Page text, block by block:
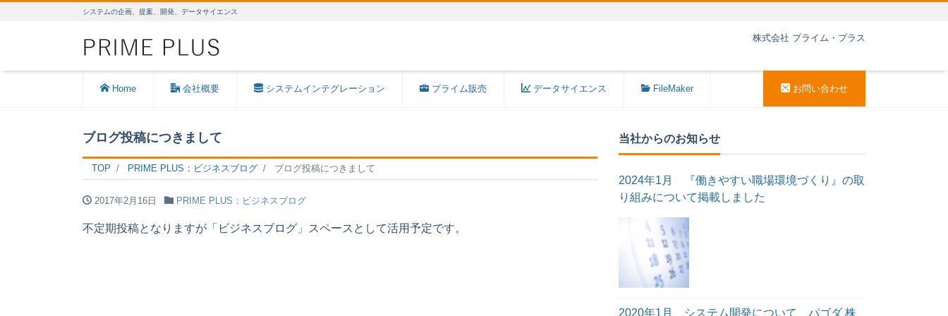
システムの企画、提案、開発、データサイエンス
株式会社 プライム・プラス
Home 会社概要 システムインテグレーション プライム販売 データサイエンス FileMaker お問い合わせ
ブログ投稿につきまして
TOP PRIME PLUS：ビジネスブログ ブログ投稿につきまして
2017年2月16日 PRIME PLUS：ビジネスブログ
不定期投稿となりますが「ビジネスブログ」スペースとして活用予定です。
当社からのお知らせ
2024年1月 『働きやすい職場環境づくり』の取
り組みについて掲載しました
2020年1月 システム開発について、パゴダ 株